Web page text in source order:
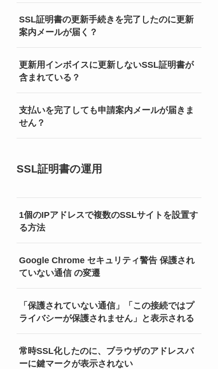
SSL証明書の更新手続きを完了したのに更新
案内メールが届く？
更新用インボイスに更新しないSSL証明書が
含まれている？
支払いを完了しても申請案内メールが届きま
せん？
SSL証明書の運用
1個のIPアドレスで複数のSSLサイトを設置す
る方法
Google Chrome セキュリティ警告 保護され
ていない通信 の変遷
「保護されていない通信」「この接続ではプ
ライバシーが保護されません」と表示される
常時SSL化したのに、ブラウザのアドレスバ
ーに鍵マークが表示されない